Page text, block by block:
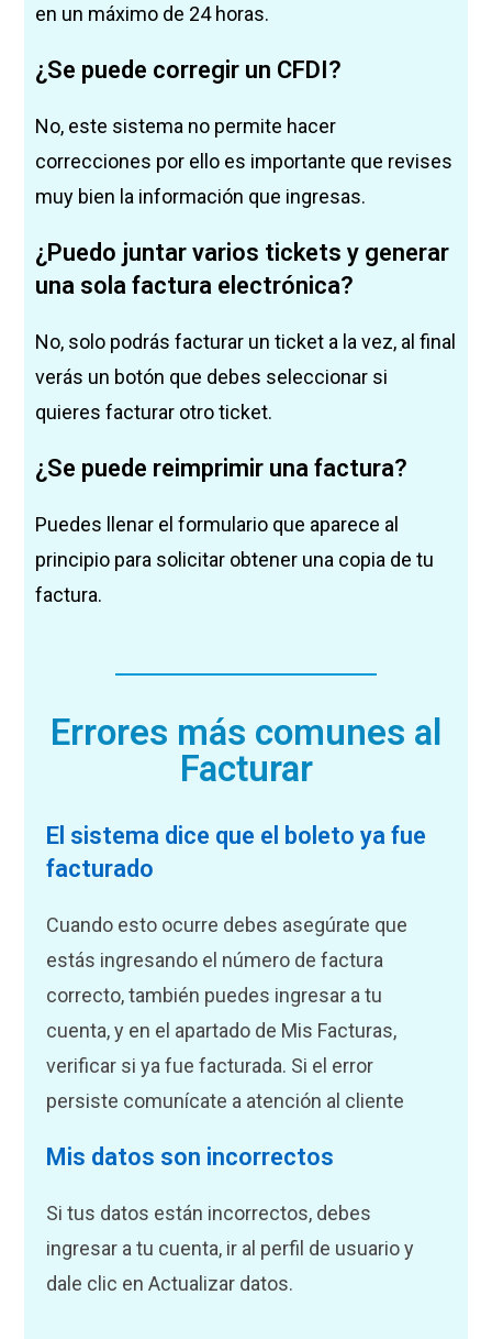
en un máximo de 24 horas.
¿Se puede corregir un CFDI?
No, este sistema no permite hacer
correcciones por ello es importante que revises
muy bien la información que ingresas.
¿Puedo juntar varios tickets y generar
una sola factura electrónica?
No, solo podrás facturar un ticket a la vez, al final
verás un botón que debes seleccionar si
quieres facturar otro ticket.
¿Se puede reimprimir una factura?
Puedes llenar el formulario que aparece al
principio para solicitar obtener una copia de tu
factura.
Errores más comunes al
Facturar
El sistema dice que el boleto ya fue
facturado
Cuando esto ocurre debes asegúrate que
estás ingresando el número de factura
correcto, también puedes ingresar a tu
cuenta, y en el apartado de Mis Facturas,
verificar si ya fue facturada. Si el error
persiste comunícate a atención al cliente
Mis datos son incorrectos
Si tus datos están incorrectos, debes
ingresar a tu cuenta, ir al perfil de usuario y
dale clic en Actualizar datos.